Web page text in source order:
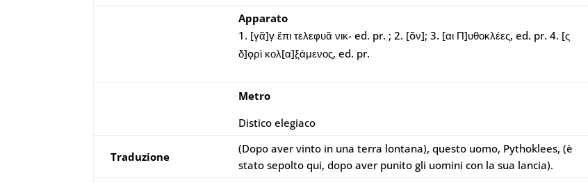
Apparato
[γᾶ]ṿ ἔπι τελεφυᾶ νικ- ed. pr. ; 2. [õν]; 3. [αι Π]υθοκλέες, ed. pr. 4. [ς
δ]ọρὶ κολ[α]ξ̣άμενος, ed. pr.
Metro
Distico elegiaco
Traduzione
(Dopo aver vinto in una terra lontana), questo uomo, Pythoklees, (è
stato sepolto qui, dopo aver punito gli uomini con la sua lancia).